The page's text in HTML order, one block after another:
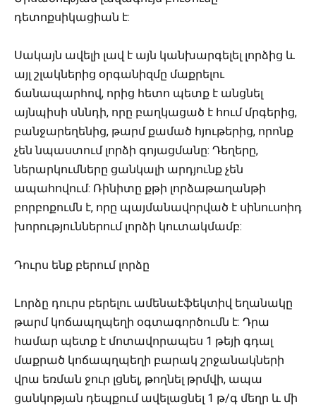
դետոքսիկացիան է:
Սակայն ավելի լավ է այն կանխարգելել լորձից և
այլ շլակներից օրգանիզմը մաքրելու
ճանապարհով, որից հետո պետք է անցնել
այնպիսի սննդի, որը բաղկացած է հում մրգերից,
բանջարեղենից, թարմ քամած հյութերից, որոնք
չեն նպաստում լորձի գոյացմանը: Դեղերը,
ներարկումները ցանկալի արդյունք չեն
ապահովում: Ռինիտը քթի լորձաթաղանթի
բորբոքումն է, որը պայմանավորված է սինուսոիդ
խորություններում լորձի կուտակմամբ:
Դուրս ենք բերում լորձը
Լորձը դուրս բերելու ամենաէֆեկտիվ եղանակը
թարմ կոճապղպեղի օգտագործումն է: Դրա
համար պետք է մոտավորապես 1 թեյի գդալ
մաքրած կոճապղպեղի բարակ շրջանակների
վրա եռման ջուր լցնել, թողնել թրմվի, ապա
ցանկոթյան դեպքում ավելացնել 1 թ/գ մեղր և մի